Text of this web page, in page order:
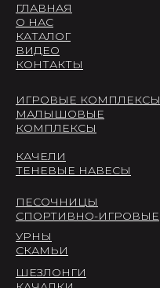
ГЛАВНАЯ
ИГРОВЫЕ КОМПЛЕКСЫ
О НАС
КАТАЛОГ
ВИДЕО
КОНТАКТЫ
МАЛЫШОВЫЕ
КОМПЛЕКСЫ
КАЧЕЛИ
ТЕНЕВЫЕ НАВЕСЫ
ПЕСОЧНИЦЫ
СПОРТИВНО-ИГРОВЫЕ
УРНЫ
СКАМЬИ
ШЕЗЛОНГИ